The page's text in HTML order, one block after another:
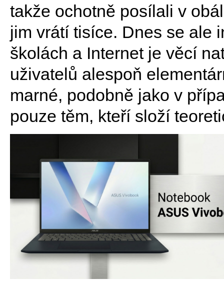
takže ochotně posílali v
jim vrátí tisíce. Dnes se ale
školách a Internet je věcí
uživatelů alespoň
marné, podobně jako v
pouze těm, kteří složí